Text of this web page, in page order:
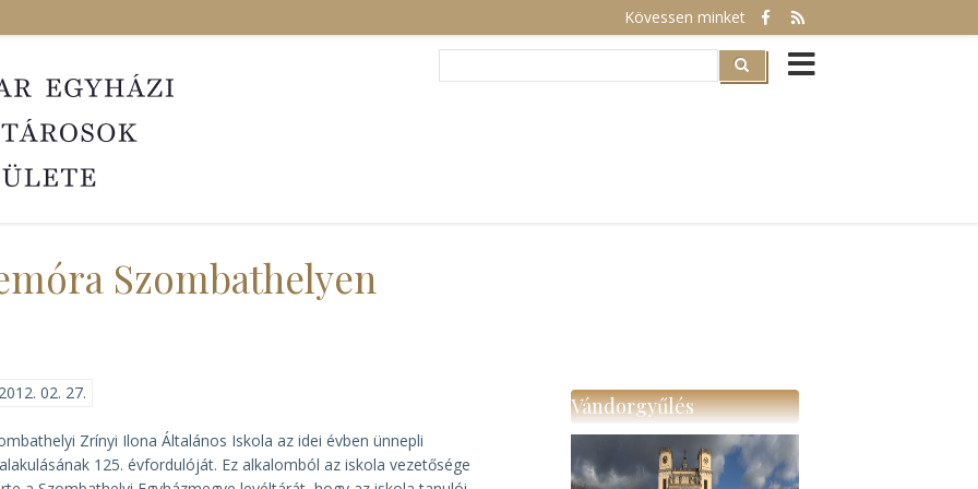
Kövessen minket
Search
Szombathelyen
2012. 02. 27.
Zrínyi Ilona Általános Iskola az idei évben ünnepli
125. évfordulóját. Ez alkalomból az iskola vezetősége
Vándorgyűlés